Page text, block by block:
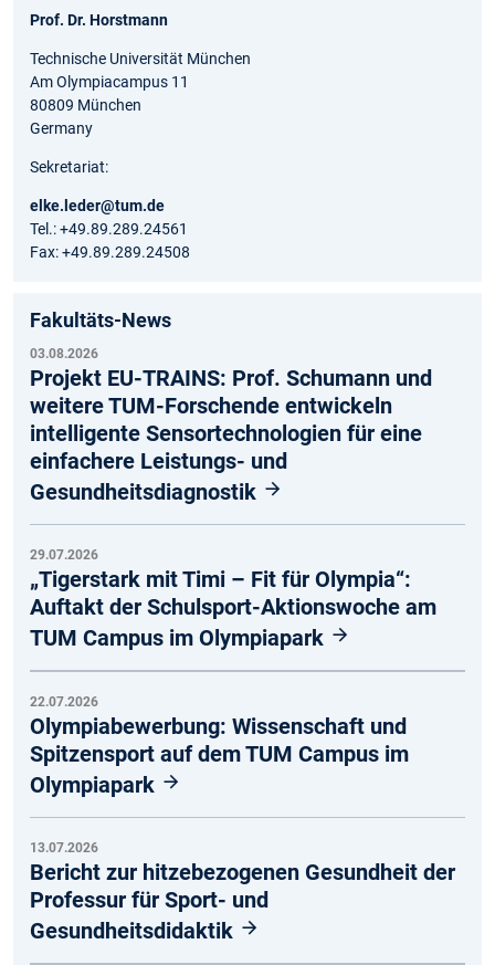
Prof. Dr. Horstmann
Technische Universität München
Am Olympiacampus 11
80809 München
Germany
Sekretariat:
elke.leder@tum.de
Tel.: +49.89.289.24561
Fax: +49.89.289.24508
Fakultäts-News
03.08.2026
Projekt EU-TRAINS: Prof. Schumann und
weitere TUM-Forschende entwickeln
intelligente Sensortechnologien für eine
einfachere Leistungs- und
Gesundheitsdiagnostik
29.07.2026
„Tigerstark mit Timi – Fit für Olympia“:
Auftakt der Schulsport-Aktionswoche am
TUM Campus im Olympiapark
22.07.2026
Olympiabewerbung: Wissenschaft und
Spitzensport auf dem TUM Campus im
Olympiapark
13.07.2026
Bericht zur hitzebezogenen Gesundheit der
Professur für Sport- und
Gesundheitsdidaktik